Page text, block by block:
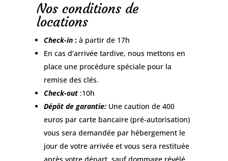
Nos conditions de
locations
Check-in: à partir de 17h
En cas d’arrivée tardive, nous mettons en
place une procédure spéciale pour la
remise des clés.
Check-out :10h
Dépôt de garantie: Une caution de 400
euros par carte bancaire (pré-autorisation)
vous sera demandée par hébergement le
jour de votre arrivée et vous sera restituée